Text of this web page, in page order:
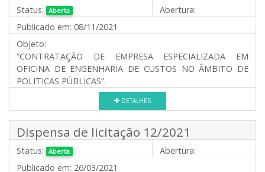
Status: Aberta
Abertura:
Publicado em: 08/11/2021
Objeto:
“CONTRATAÇÃO DE EMPRESA ESPECIALIZADA EM
OFICINA DE ENGENHARIA DE CUSTOS NO ÂMBITO DE
POLITICAS PÚBLICAS”.
DETALHES
Dispensa de licitação 12/2021
Status: Aberta
Abertura:
Publicado em: 26/03/2021